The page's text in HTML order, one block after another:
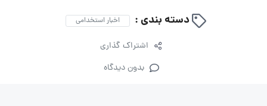
دسته بندی : اخبار استخدامی
اشتراک گذاری
بدون دیدگاه